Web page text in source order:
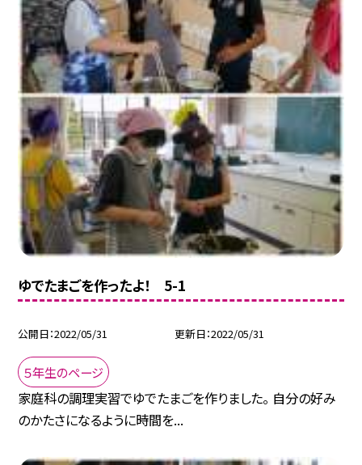
ゆでたまごを作ったよ！ 5-1
公開日 2022/05/31 更新日 2022/05/31
５年生のページ
家庭科の調理実習でゆでたまごを作りました。 自分の好み
のかたさになるように時間を...